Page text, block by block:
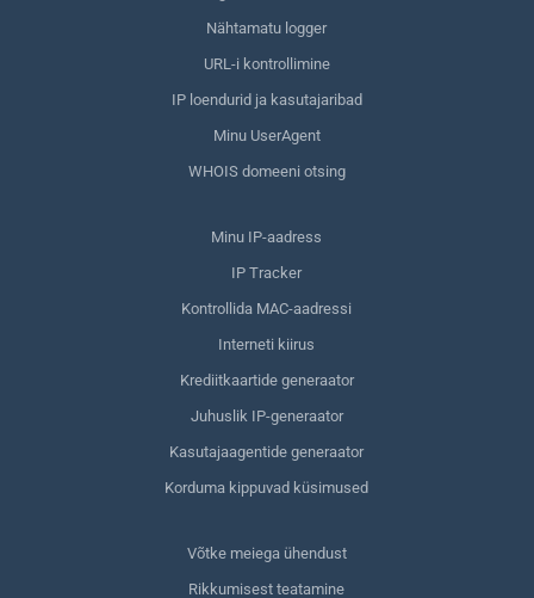
Nähtamatu logger
URL-i kontrollimine
IP loendurid ja kasutajaribad
Minu UserAgent
WHOIS domeeni otsing
Minu IP-aadress
IP Tracker
Kontrollida MAC-aadressi
Interneti kiirus
Krediitkaartide generaator
Juhuslik IP-generaator
Kasutajaagentide generaator
Korduma kippuvad küsimused
Võtke meiega ühendust
Rikkumisest teatamine